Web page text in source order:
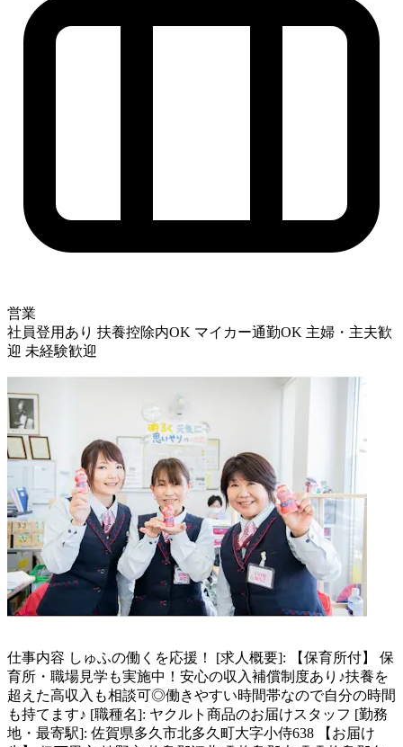
営業
社員登用あり 扶養控除内OK マイカー通勤OK 主婦・主夫歓
迎 未経験歓迎
仕事内容 しゅふの働くを応援！ [求人概要]: 【保育所付】 保
育所・職場見学も実施中！安心の収入補償制度あり♪扶養を
超えた高収入も相談可◎働きやすい時間帯なので自分の時間
も持てます♪ [職種名]: ヤクルト商品のお届けスタッフ [勤務
地・最寄駅]: 佐賀県多久市北多久町大字小侍638 【お届け